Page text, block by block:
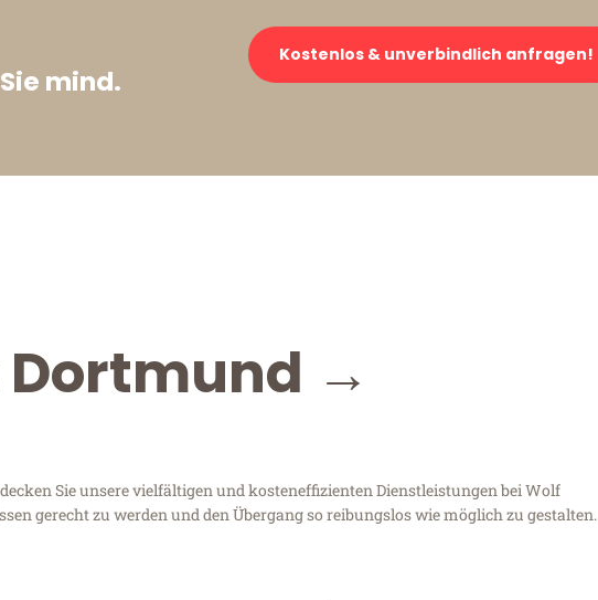
mind.
Kostenlos & unverbindlich anfragen!
Dortmund →
Sie unsere vielfältigen und kosteneffizienten Dienstleistungen bei Wolf
gerecht zu werden und den Übergang so reibungslos wie möglich zu gestalten.